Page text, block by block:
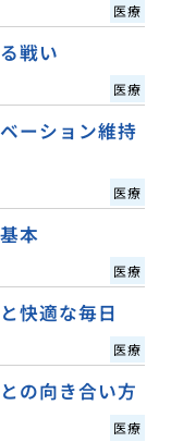
医療
戦い
医療
ーション維持
医療
本
医療
快適な毎日
医療
の向き合い方
医療